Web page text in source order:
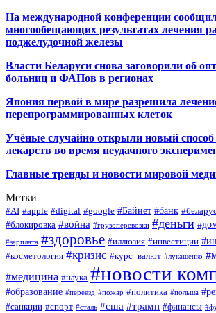
На международной конференции
многообещающих результатах лечения
поджелудочной железы
Власти Беларуси снова заговорили об
больниц и ФАПов в регионах
Япония первой в мире разрешила
перепрограммированных клеток
Учёные случайно открыли новый способ
лекарств во время неудачного
Главные тренды и новости мировой
Метки
#AI #apple #digital #google #Байнет #банк
#блокировка #война #грузоперевозки #деньги
#зарплата #здоровье #иллюзия #инвестиции
#косметология #кризис #курс_валют #лукашенко
#медицина #наука #новости
#образование #переезд #пожар #политика #польша
#санкции #спорт #сталь #сша #трамп #финансы